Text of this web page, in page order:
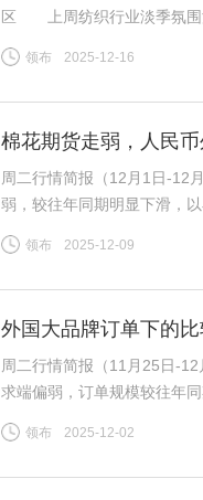
区 上周纺织行业淡季氛围
锐减，库存持续累积并主动
领布 2025-12-16
棉花期货走弱，人民
订单不足致库存累积
周二行情简报（12月1日-
弱，较往年同期明显下滑，
存压力显著；染厂普遍订单
领布 2025-12-09
外国大品牌订单下的
销量明显上升！
周二行情简报（11月25日-
求端偏弱，订单规模较往年
力赶货，防羽布出货节奏
领布 2025-12-02